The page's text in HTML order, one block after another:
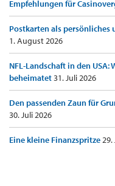
Empfehlungen für
Postkarten als
1. August 2026
NFL-Landschaft in den
beheimatet31. Juli 2026
Den passenden Zaun für
30. Juli 2026
Eine kleine Finanzspritze29.